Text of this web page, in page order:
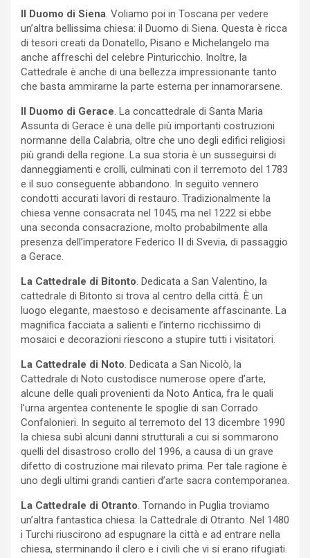
Il Duomo di Siena. Voliamo poi in Toscana per vedere
un’altra bellissima chiesa: il Duomo di Siena. Questa è ricca
di tesori creati da Donatello, Pisano e Michelangelo ma
anche affreschi del celebre Pinturicchio. Inoltre, la
Cattedrale è anche di una bellezza impressionante tanto
che basta ammirarne la parte esterna per innamorarsene.
Il Duomo di Gerace. La concattedrale di Santa Maria
Assunta di Gerace è una delle più importanti costruzioni
normanne della Calabria, oltre che uno degli edifici religiosi
più grandi della regione. La sua storia è un susseguirsi di
danneggiamenti e crolli, culminati con il terremoto del 1783
e il suo conseguente abbandono. In seguito vennero
condotti accurati lavori di restauro. Tradizionalmente la
chiesa venne consacrata nel 1045, ma nel 1222 si ebbe
una seconda consacrazione, molto probabilmente alla
presenza dell’imperatore Federico II di Svevia, di passaggio
a Gerace.
La Cattedrale di Bitonto. Dedicata a San Valentino, la
cattedrale di Bitonto si trova al centro della città. È un
luogo elegante, maestoso e decisamente affascinante. La
magnifica facciata a salienti e l’interno ricchissimo di
mosaici e decorazioni riescono a stupire tutti i visitatori.
La Cattedrale di Noto. Dedicata a San Nicolò, la
Cattedrale di Noto custodisce numerose opere d’arte,
alcune delle quali provenienti da Noto Antica, fra le quali
l’urna argentea contenente le spoglie di san Corrado
Confalonieri. In seguito al terremoto del 13 dicembre 1990
la chiesa subì alcuni danni strutturali a cui si sommarono
quelli del disastroso crollo del 1996, a causa di un grave
difetto di costruzione mai rilevato prima. Per tale ragione è
uno degli ultimi grandi cantieri d’arte sacra contemporanea.
La Cattedrale di Otranto. Tornando in Puglia troviamo
un’altra fantastica chiesa: la Cattedrale di Otranto. Nel 1480
i Turchi riuscirono ad espugnare la città e ad entrare nella
chiesa, sterminando il clero e i civili che vi si erano rifugiati.